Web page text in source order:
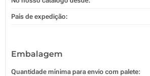
País de expedição:
Embalagem
Quantidade mínima para envio com palete: